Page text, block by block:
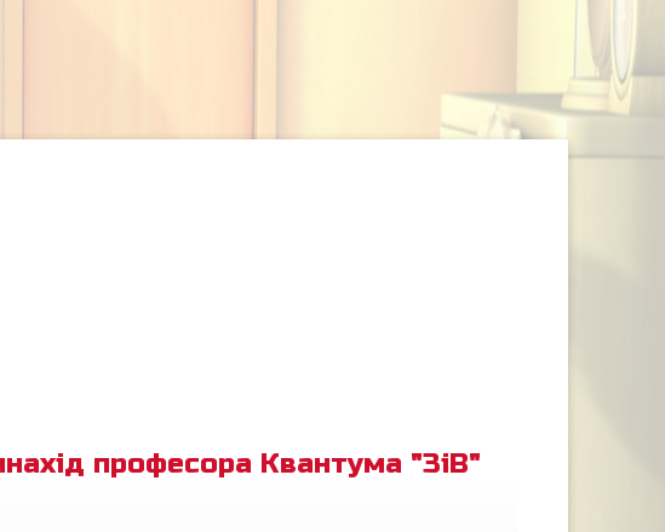
професора Квантума "ЗіВ"